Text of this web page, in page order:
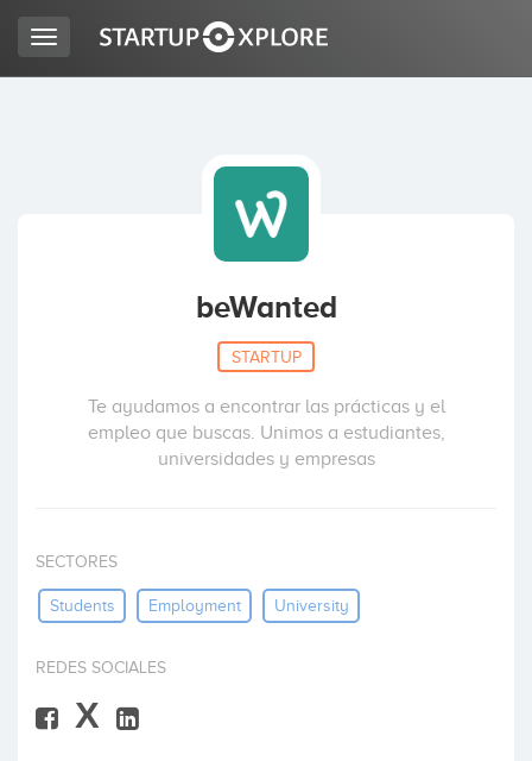
Invertir
Toggle
navigation
beWanted
STARTUP
Te ayudamos a encontrar las prácticas y el
empleo que buscas. Unimos a estudiantes,
universidades y empresas
SECTORES
Students Employment University
REDES SOCIALES
X